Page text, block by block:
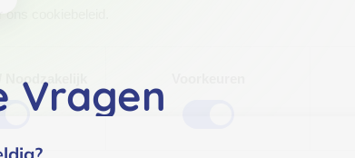
ons cookiebeleid.
Noodzakelijk
Vragen